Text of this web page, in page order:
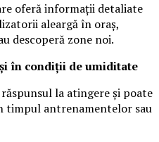
oferă informații detaliate
aleargă în oraș,
descoperă zone noi.
în condiții de umiditate
la atingere și poate
timpul antrenamentelor sau